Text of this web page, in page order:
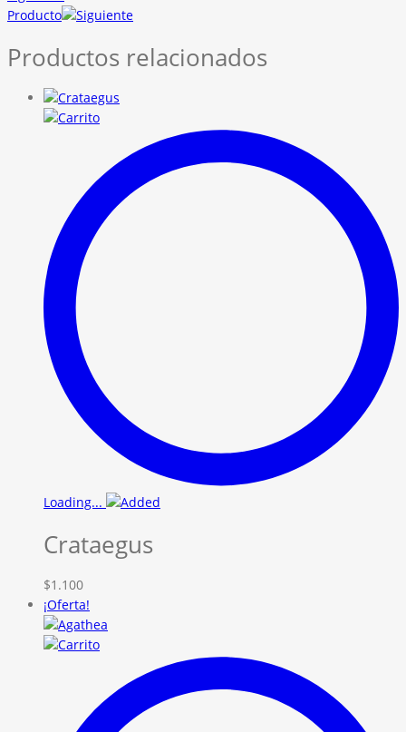
Producto
Productos relacionados
Loading...
Crataegus
$1.100
¡Oferta!